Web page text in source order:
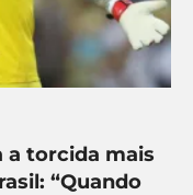
a torcida mais
“Quando